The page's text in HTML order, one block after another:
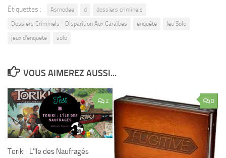
Étiquettes : Asmodee d
dossiers criminels
Dossiers Criminels - Disparition Aux Caraïbes
enquête
Jeu Solo
jeux d'enquete
solo
VOUS AIMEREZ AUSSI...
2
Toriki : L’île des Naufragés
0